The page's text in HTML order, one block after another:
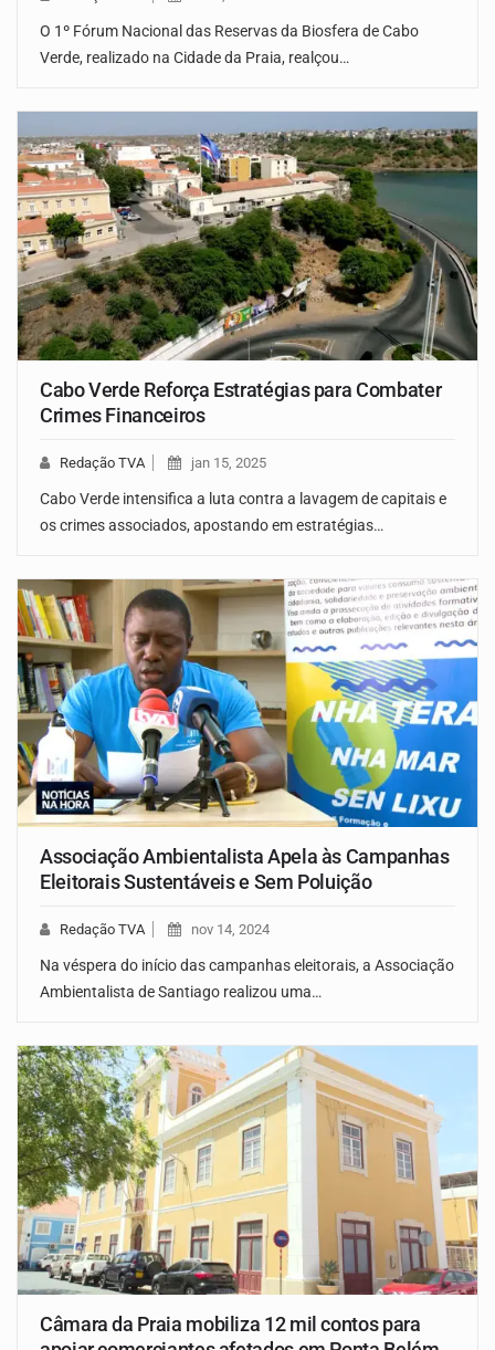
O 1º Fórum Nacional das Reservas da Biosfera de Cabo
Verde, realizado na Cidade da Praia, realçou…
Cabo Verde Reforça Estratégias para Combater
Crimes Financeiros
Redação TVA jan 15, 2025
Cabo Verde intensifica a luta contra a lavagem de capitais e
os crimes associados, apostando em estratégias…
Associação Ambientalista Apela às Campanhas
Eleitorais Sustentáveis ​​e Sem Poluição
Redação TVA nov 14, 2024
Na véspera do início das campanhas eleitorais, a Associação
Ambientalista de Santiago realizou uma…
Câmara da Praia mobiliza 12 mil contos para